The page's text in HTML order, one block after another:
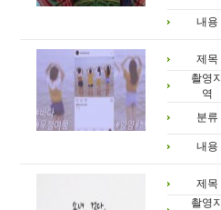
내용
제목
촬영지
역
분류
내용
제목
촬영지